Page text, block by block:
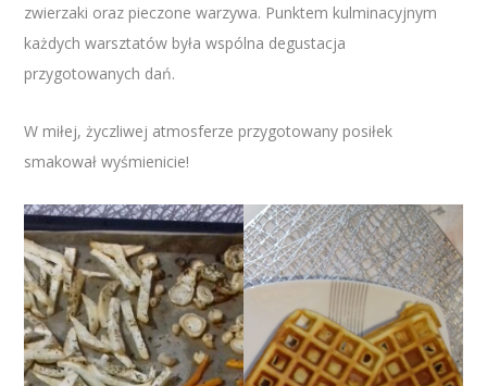
zwierzaki oraz pieczone warzywa. Punktem kulminacyjnym
każdych warsztatów była wspólna degustacja
przygotowanych dań.
W miłej, życzliwej atmosferze przygotowany posiłek
smakował wyśmienicie!